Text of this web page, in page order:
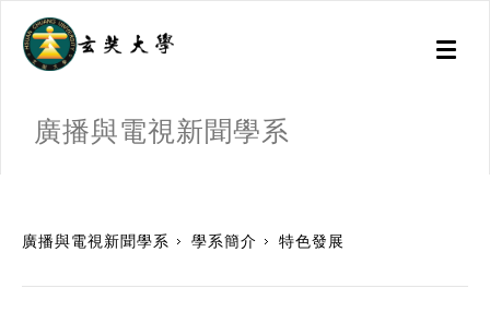
Toggle
廣播與電視新聞學系
廣播與電視新聞學系 學系簡介 特色發展